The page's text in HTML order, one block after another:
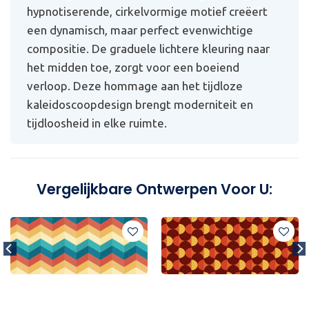
hypnotiserende, cirkelvormige motief creëert
een dynamisch, maar perfect evenwichtige
compositie. De graduele lichtere kleuring naar
het midden toe, zorgt voor een boeiend
verloop. Deze hommage aan het tijdloze
kaleidoscoopdesign brengt moderniteit en
tijdloosheid in elke ruimte.
Vergelijkbare Ontwerpen Voor U: